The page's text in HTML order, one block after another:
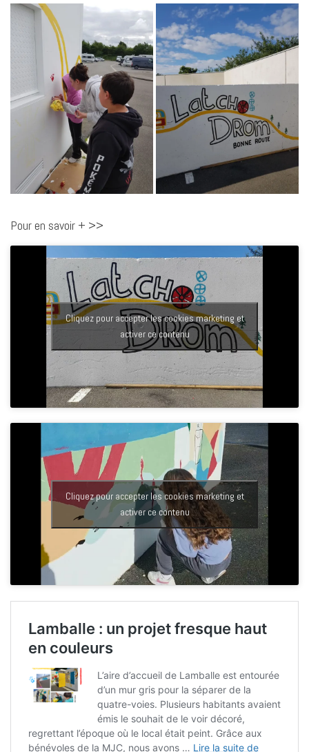
Pour en savoir + >>
Cliquez pour accepter les cookies marketing et
activer ce contenu
Cliquez pour accepter les cookies marketing et
activer ce contenu